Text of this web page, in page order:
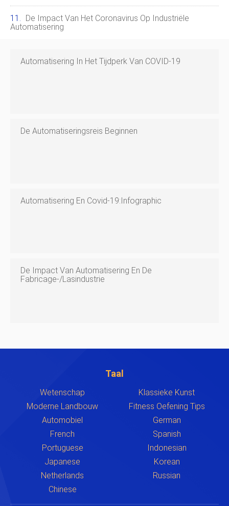
De Impact Van Het Coronavirus Op Industriële
Automatisering
Automatisering In Het Tijdperk Van COVID-19
De Automatiseringsreis Beginnen
Automatisering En Covid-19:Infographic
De Impact Van Automatisering En De
Fabricage-/lasindustrie
Taal
Wetenschap
Klassieke Kunst
Moderne Landbouw
Fitness Oefening Tips
Automobiel
German
French
Spanish
Portuguese
Indonesian
Japanese
Korean
Netherlands
Russian
Chinese